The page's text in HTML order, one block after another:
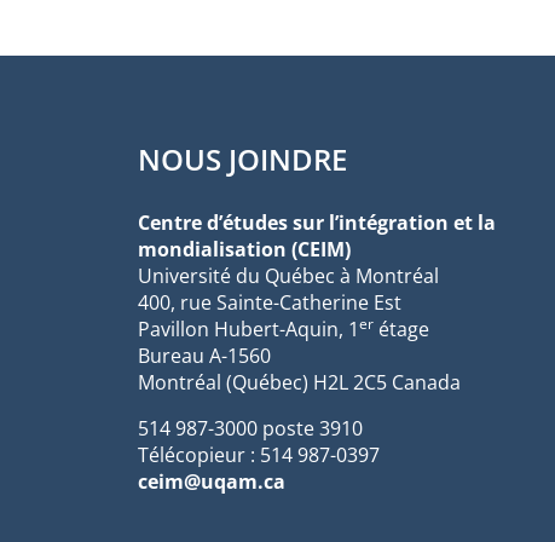
NOUS JOINDRE
Centre d’études sur l’intégration et la
mondialisation (CEIM)
Université du Québec à Montréal
400, rue Sainte-Catherine Est
Pavillon Hubert-Aquin, 1er étage
Bureau A-1560
Montréal (Québec) H2L 2C5 Canada
514 987-3000 poste 3910
Télécopieur : 514 987-0397
ceim@uqam.ca